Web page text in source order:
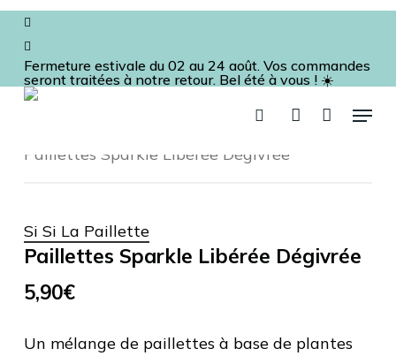
Skip
main
content
facebook
instagram
Fermeture estivale du 02 au 24 août. Vos commandes
seront traitées à notre retour. Bel été à vous ! ☀️
rechercheaccountMenu
Panier
Accessoire
Paillettes Sparkle Libérée Dégivrée
Si Si La Paillette
Paillettes Sparkle Libérée Dégivrée
5,90€
Un mélange de paillettes à base de plantes